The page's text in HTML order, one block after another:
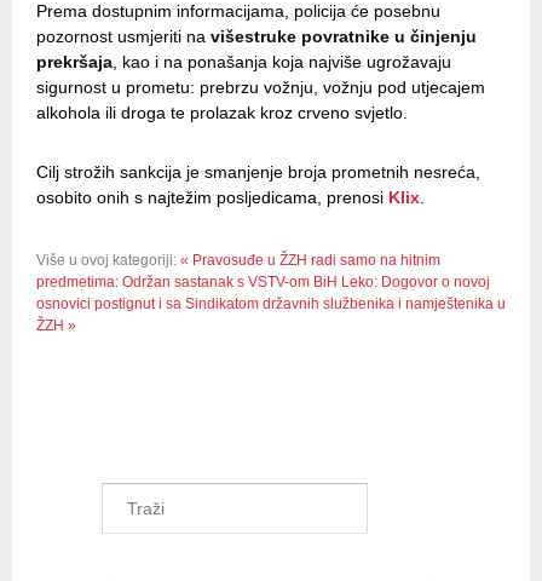
Prema dostupnim informacijama, policija će posebnu
pozornost usmjeriti na višestruke povratnike u činjenju
prekršaja , kao i na ponašanja koja najviše ugrožavaju
sigurnost u prometu: prebrzu vožnju, vožnju pod utjecajem
alkohola ili droga te prolazak kroz crveno svjetlo.
Cilj strožih sankcija je smanjenje broja prometnih nesreća,
osobito onih s najtežim posljedicama, prenosi Klix
Više u ovoj kategoriji: « Pravosuđe u ŽZH radi samo na hitnim
predmetima: Održan sastanak s VSTV-om BiH Leko: Dogovor o novoj
osnovici postignut i sa Sindikatom državnih službenika i namještenika u
ŽZH »